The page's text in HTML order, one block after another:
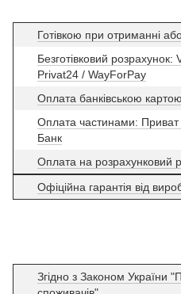
Готівкою при отриманні
Безготівковий
Privat24 / WayForPay
Оплата банківською
Оплата частинами:
Банк
Оплата на розрахунковий
Офіційна гарантія від
Згідно з Законом України